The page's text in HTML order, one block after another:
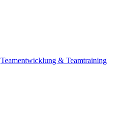
Teamentwicklung & Teamtraining